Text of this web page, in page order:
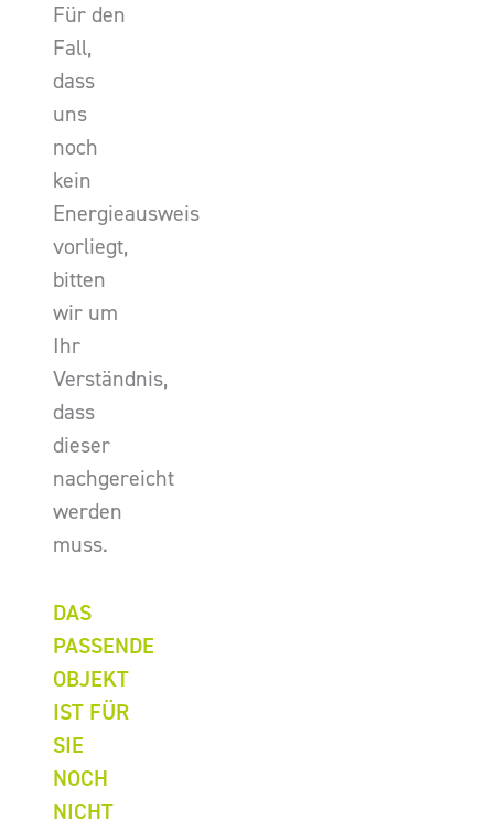
Für den
Fall,
dass
uns
noch
kein
Energieausweis
vorliegt,
bitten
wir um
Ihr
Verständnis,
dass
dieser
nachgereicht
werden
muss.
DAS
PASSENDE
OBJEKT
IST FÜR
SIE
NOCH
NICHT